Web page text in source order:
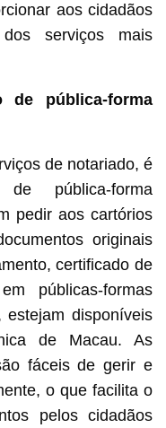
aos cidadãos
serviços mais
de pública-forma
de notariado, é
pública-forma
pedir aos cartórios
originais
certificado de
públicas-formas
disponíveis
de Macau. As
fáceis de gerir e
o que facilita o
pelos cidadãos